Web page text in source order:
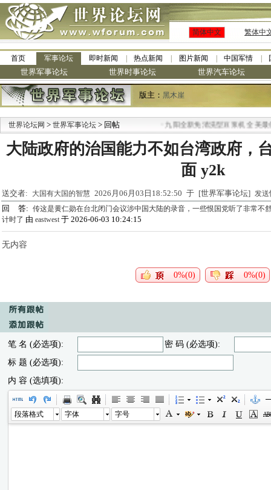
简体中文 繁体中
首页 军事论坛 即时新闻 热点新闻 图片新闻 中国军情
世界军事论坛 世界时事论坛 世界汽车论坛
版主： 黑木崖
世界论坛网 > 世界军事论坛 > 回帖 九阳全新免清洗型豆浆机 全美最低
大陆政府的治国能力不如台湾政府，
面 y2k
送交者: 大国有大国的智慧 2026月06月03日18:52:50 于 [世界军事论坛] 发送
回 答: 传这是黄仁勋在台北闭门会议涉中国大陆的录音，一些恨国党听了非常不
计时了 由 eastwest 于 2026-06-03 10:24:15
无内容
0%(0) 0%(0)
笔 名 (必选项):
密 码 (必选项):
标 题 (必选项):
内 容 (选填项):
段落格式 字体 字号